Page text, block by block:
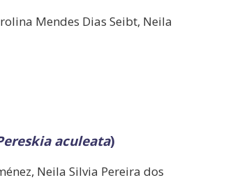
Mendes Dias Seibt, Neila
aculeata)
Neila Silvia Pereira dos